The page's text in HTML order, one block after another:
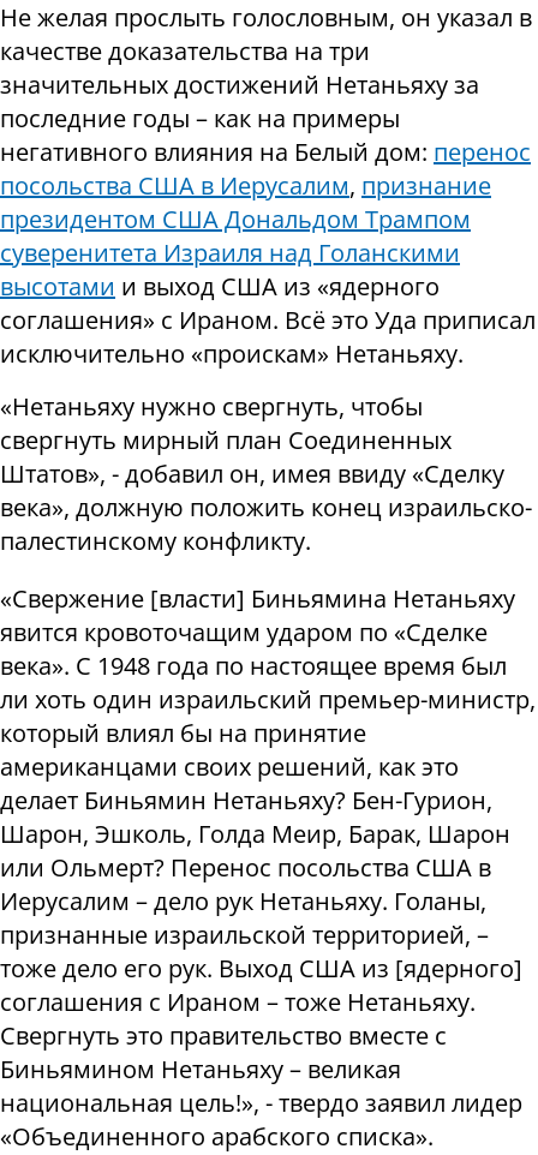
Не желая прослыть голословным, он указал в
качестве доказательства на три
значительных достижений Нетаньяху за
последние годы – как на примеры
негативного влияния на Белый дом: перенос
посольства США в Иерусалим, признание
президентом США Дональдом Трампом
суверенитета Израиля над Голанскими
высотами и выход США из «ядерного
соглашения» с Ираном. Всё это Уда приписал
исключительно «проискам» Нетаньяху.
«Нетаньяху нужно свергнуть, чтобы
свергнуть мирный план Соединенных
Штатов», - добавил он, имея ввиду «Сделку
века», должную положить конец израильско-
палестинскому конфликту.
«Свержение [власти] Биньямина Нетаньяху
явится кровоточащим ударом по «Сделке
века». С 1948 года по настоящее время был
ли хоть один израильский премьер-министр,
который влиял бы на принятие
американцами своих решений, как это
делает Биньямин Нетаньяху? Бен-Гурион,
Шарон, Эшколь, Голда Меир, Барак, Шарон
или Ольмерт? Перенос посольства США в
Иерусалим – дело рук Нетаньяху. Голаны,
признанные израильской территорией, –
тоже дело его рук. Выход США из [ядерного]
соглашения с Ираном – тоже Нетаньяху.
Свергнуть это правительство вместе с
Биньямином Нетаньяху – великая
национальная цель!», - твердо заявил лидер
«Объединенного арабского списка».